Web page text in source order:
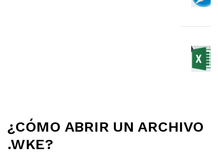
¿CÓMO ABRIR UN ARCHIVO
.WKE?